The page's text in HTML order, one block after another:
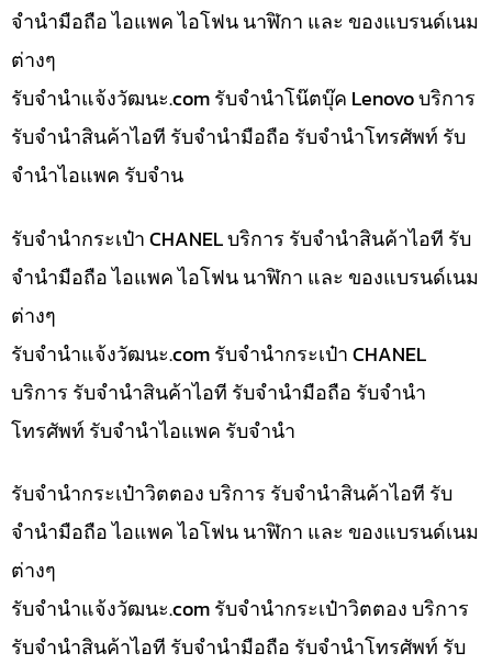
จำนำมือถือ ไอแพค ไอโฟน นาฬิกา และ ของแบรนด์เนม
ต่างๆ
รับจํานําแจ้งวัฒนะ.com รับจำนำโน๊ตบุ๊ค Lenovo บริการ
รับจำนำสินค้าไอที รับจำนำมือถือ รับจำนำโทรศัพท์ รับ
จำนำไอแพค รับจำน
รับจำนำกระเป๋า CHANEL บริการ รับจำนำสินค้าไอที รับ
จำนำมือถือ ไอแพค ไอโฟน นาฬิกา และ ของแบรนด์เนม
ต่างๆ
รับจํานําแจ้งวัฒนะ.com รับจำนำกระเป๋า CHANEL
บริการ รับจำนำสินค้าไอที รับจำนำมือถือ รับจำนำ
โทรศัพท์ รับจำนำไอแพค รับจำนำ
รับจำนำกระเป๋าวิตตอง บริการ รับจำนำสินค้าไอที รับ
จำนำมือถือ ไอแพค ไอโฟน นาฬิกา และ ของแบรนด์เนม
ต่างๆ
รับจํานําแจ้งวัฒนะ.com รับจำนำกระเป๋าวิตตอง บริการ
รับจำนำสินค้าไอที รับจำนำมือถือ รับจำนำโทรศัพท์ รับ